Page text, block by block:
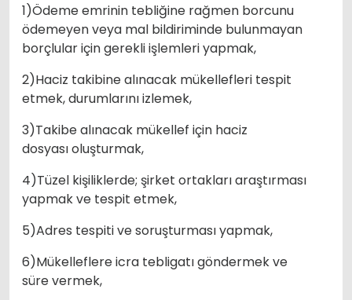
1)Ödeme emrinin tebliğine rağmen borcunu
ödemeyen veya mal bildiriminde bulunmayan
borçlular için gerekli işlemleri yapmak,
2)Haciz takibine alınacak mükellefleri tespit
etmek, durumlarını izlemek,
3)Takibe alınacak mükellef için haciz
dosyası oluşturmak,
4)Tüzel kişiliklerde; şirket ortakları araştırması
yapmak ve tespit etmek,
5)Adres tespiti ve soruşturması yapmak,
6)Mükelleflere icra tebligatı göndermek ve
süre vermek,